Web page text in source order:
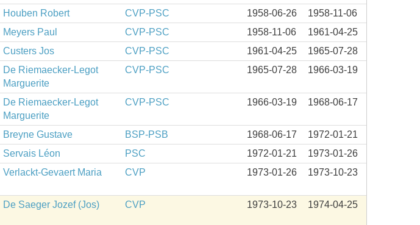
Houben Robert CVP-PSC 1958-06-26
1958-11-06
Meyers Paul CVP-PSC 1958-11-06
1961-04-25
Custers Jos CVP-PSC 1961-04-25
1965-07-28
De Riemaecker-Legot
Marguerite
CVP-PSC 1965-07-28 1966-03-19
De Riemaecker-Legot
Marguerite
CVP-PSC 1966-03-19 1968-06-17
Breyne Gustave BSP-PSB 1968-06-17
1972-01-21
Servais Léon PSC 1972-01-21
1973-01-26
Verlackt-Gevaert Maria CVP 1973-01-26 1973-10-23
De Saeger Jozef (Jos) CVP 1973-10-23 1974-04-25